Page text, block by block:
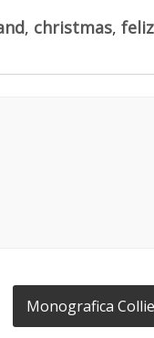
, christmas,
Monografica